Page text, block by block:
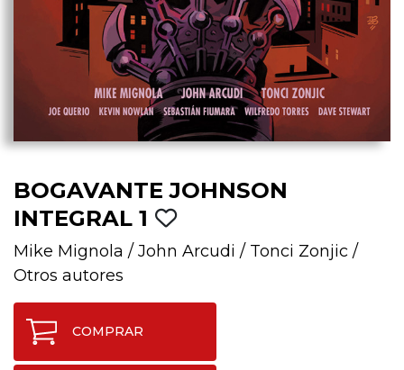
BOGAVANTE JOHNSON
INTEGRAL 1
Mike Mignola / John Arcudi / Tonci Zonjic /
Otros autores
COMPRAR